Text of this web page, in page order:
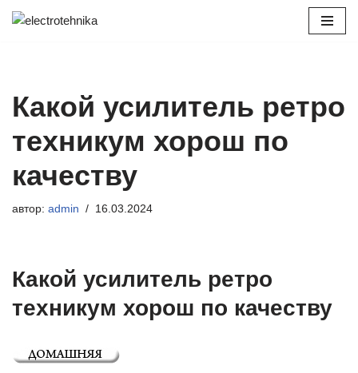
Какой усилитель ретро
техникум хорош по
качеству
автор: admin 16.03.2024
Какой усилитель ретро
техникум хорош по качеству